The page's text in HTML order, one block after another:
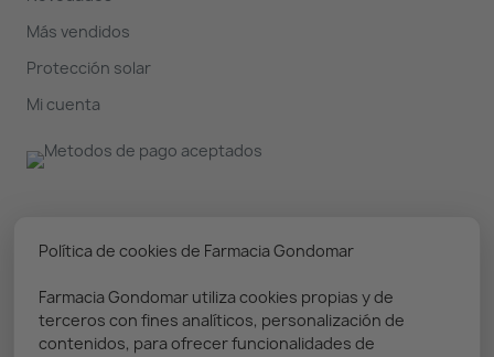
Más vendidos
Protección solar
Mi cuenta
Nuestro boletín
Puedes darte de baja en cualquier momento. Prometemos
solo enviar información relevante
Política de cookies de Farmacia Gondomar
Farmacia Gondomar utiliza cookies propias y de
terceros con fines analíticos, personalización de
contenidos, para ofrecer funcionalidades de